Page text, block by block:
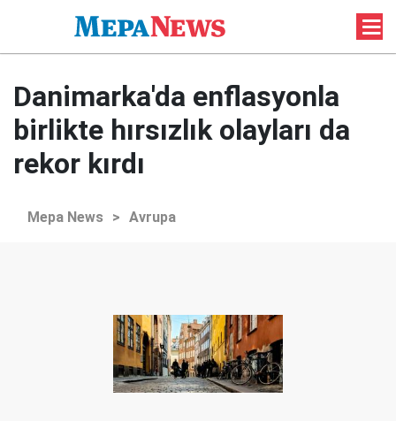
Danimarka'da enflasyonla
birlikte hırsızlık olayları da
rekor kırdı
Mepa News > Avrupa